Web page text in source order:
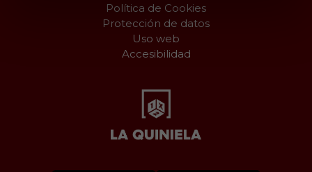
Política de Cookies
Protección de datos
Uso web
Accesibilidad